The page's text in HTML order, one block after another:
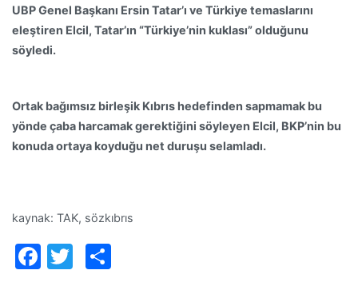
UBP Genel Başkanı Ersin Tatar’ı ve Türkiye temaslarını
eleştiren Elcil, Tatar’ın “Türkiye’nin kuklası” olduğunu
söyledi.
Ortak bağımsız birleşik Kıbrıs hedefinden sapmamak bu
yönde çaba harcamak gerektiğini söyleyen Elcil, BKP’nin bu
konuda ortaya koyduğu net duruşu selamladı.
kaynak: TAK, sözkıbrıs
Facebook
Twitter